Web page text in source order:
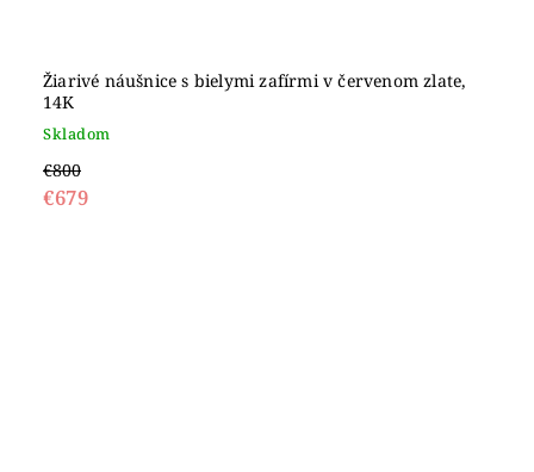
Žiarivé náušnice s bielymi zafírmi v červenom zlate,
14K
Skladom
€800
€679